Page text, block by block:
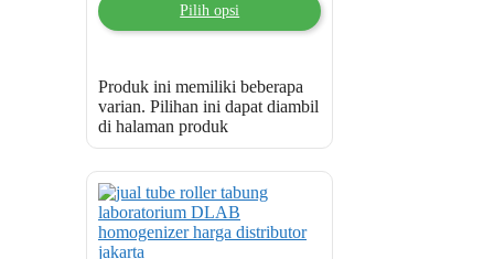
Pilih opsi
Produk ini memiliki beberapa
varian. Pilihan ini dapat diambil
di halaman produk